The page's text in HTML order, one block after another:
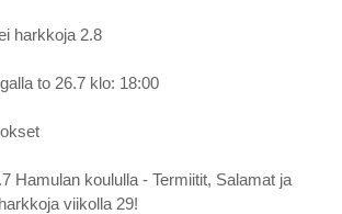
harkkoja 2.8
to 26.7 klo: 18:00
Hamulan koululla - Termiitit, Salamat ja
viikolla 29!